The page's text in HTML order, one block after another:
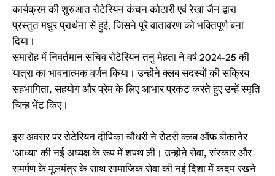
कार्यक्रम की शुरुआत रोटेरियन कंचन कोठारी एवं रेखा जैन द्वारा
प्रस्तुत मधुर प्रार्थना से हुई, जिसने पूरे वातावरण को भक्तिपूर्ण बना
दिया।
समारोह में निवर्तमान सचिव रोटेरियन तनु मेहता ने वर्ष 2024-25 की
यात्रा का भावनात्मक वर्णन किया। उन्होंने क्लब सदस्यों की सक्रिय
सहभागिता, सहयोग और प्रेम के लिए आभार प्रकट करते हुए उन्हें स्मृति
चिन्ह भेंट किए।
इस अवसर पर रोटेरियन दीपिका चौधरी ने रोटरी क्लब ऑफ बीकानेर
‘आध्या’ की नई अध्यक्ष के रूप में शपथ ली। उन्होंने सेवा, संस्कार और
समर्पण के मूलमंत्र के साथ सामाजिक सेवा की नई दिशा में कदम रखने